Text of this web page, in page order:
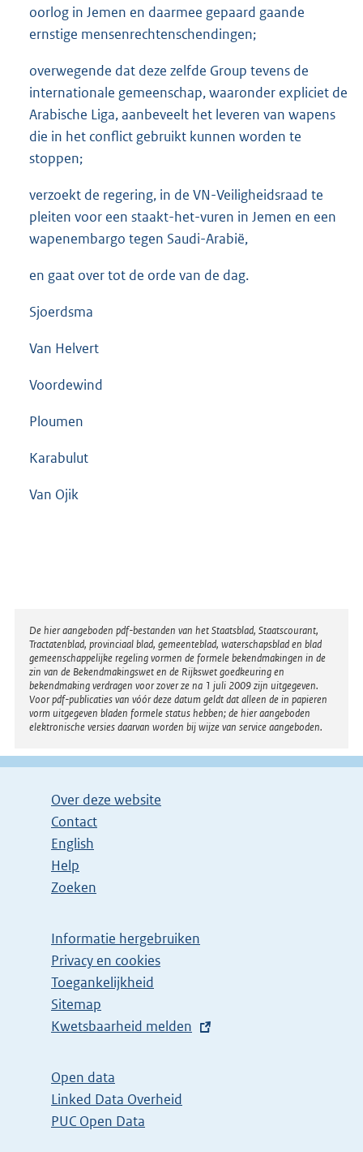
oorlog in Jemen en daarmee gepaard gaande
ernstige mensenrechtenschendingen;
overwegende dat deze zelfde Group tevens de
internationale gemeenschap, waaronder expliciet de
Arabische Liga, aanbeveelt het leveren van wapens
die in het conflict gebruikt kunnen worden te
stoppen;
verzoekt de regering, in de VN-Veiligheidsraad te
pleiten voor een staakt-het-vuren in Jemen en een
wapenembargo tegen Saudi-Arabië,
en gaat over tot de orde van de dag.
Sjoerdsma
Van Helvert
Voordewind
Ploumen
Karabulut
Van Ojik
Disclaimer
De hier aangeboden pdf-bestanden van het Staatsblad, Staatscourant,
Tractatenblad, provinciaal blad, gemeenteblad, waterschapsblad en blad
gemeenschappelijke regeling vormen de formele bekendmakingen in de
zin van de Bekendmakingswet en de Rijkswet goedkeuring en
bekendmaking verdragen voor zover ze na 1 juli 2009 zijn uitgegeven.
Voor pdf-publicaties van vóór deze datum geldt dat alleen de in papieren
vorm uitgegeven bladen formele status hebben; de hier aangeboden
elektronische versies daarvan worden bij wijze van service aangeboden.
Over deze website
Contact
English
Help
Zoeken
Informatie hergebruiken
Privacy en cookies
Toegankelijkheid
Sitemap
E
t
e
r
Kwetsbaarheid melden
Open data
Linked Data Overheid
PUC Open Data